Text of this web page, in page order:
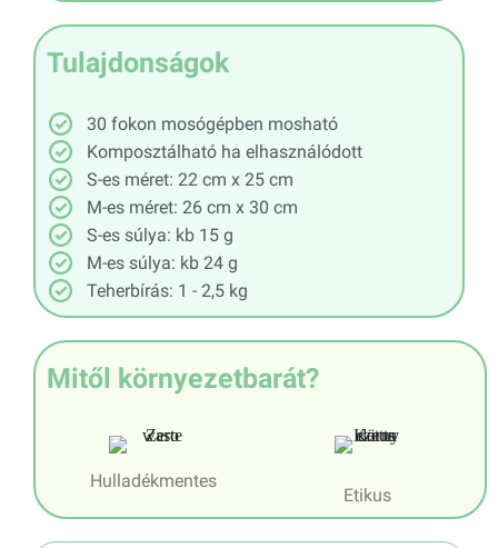
Tulajdonságok
30 fokon mosógépben mosható
Komposztálható ha elhasználódott
S-es méret: 22 cm x 25 cm
M-es méret: 26 cm x 30 cm
S-es súlya: kb 15 g
M-es súlya: kb 24 g
Teherbírás: 1 - 2,5 kg
Mitől környezetbarát?
Hulladékmentes
Etikus